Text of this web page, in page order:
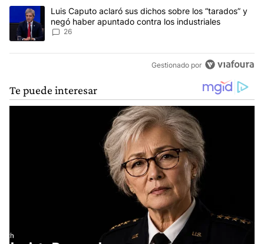
Un artículo de tendencia con el título "Luis Caputo aclaró sus
Luis Caputo aclaró sus dichos sobre los “tarados” y
negó haber apuntado contra los industriales
26
Gestionado por